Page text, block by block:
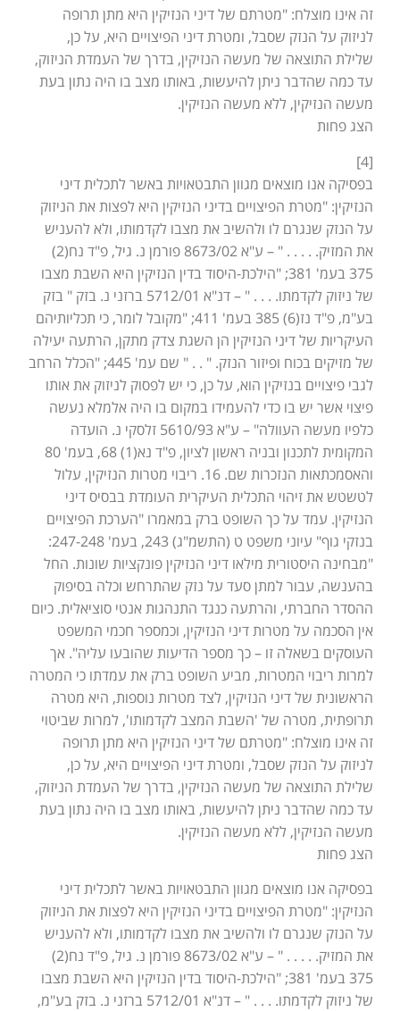
זה אינו מוצלח: "מטרתם של דיני הנזיקין היא מתן תרופה
לניזוק על הנזק שסבל, ומטרת דיני הפיצויים היא, על כן,
שלילת התוצאה של מעשה הנזיקין, בדרך של העמדת הניזוק,
עד כמה שהדבר ניתן להיעשות, באותו מצב בו היה נתון בעת
מעשה הנזיקין, ללא מעשה הנזיקין.
הצג פחות
[4]
בפסיקה אנו מוצאים מגוון התבטאויות באשר לתכלית דיני
הנזיקין: "מטרת הפיצויים בדיני הנזיקין היא לפצות את הניזוק
על הנזק שנגרם לו ולהשיב את מצבו לקדמותו, ולא להעניש
את המזיק. . . . . " – ע"א 8673/02 פורמן נ. גיל, פ"ד נח(2)
375 בעמ' 381; "הילכת-היסוד בדין הנזיקין היא השבת מצבו
של ניזוק לקדמתו. . . . " – דנ"א 5712/01 ברזני נ. בזק " בזק
בע"מ, פ"ד נז(6) 385 בעמ' 411; "מקובל לומר, כי תכליותיהם
העיקריות של דיני הנזיקין הן השגת צדק מתקן, הרתעה יעילה
של מזיקים בכוח ופיזור הנזק. " . . " שם עמ' 445; "הכלל הרחב
לגבי פיצויים בנזיקין הוא, על כן, כי יש לפסוק לניזוק את אותו
פיצוי אשר יש בו כדי להעמידו במקום בו היה אלמלא נעשה
כלפיו מעשה העוולה" – ע"א 5610/93 זלסקי נ. הועדה
המקומית לתכנון ובניה ראשון לציון, פ"ד נא(1) 68, בעמ' 80
והאסמכתאות הנזכרות שם. 16. ריבוי מטרות הנזיקין, עלול
לטשטש את זיהוי התכלית העיקרית העומדת בבסיס דיני
הנזיקין. עמד על כך השופט ברק במאמרו "הערכת הפיצויים
בנזקי גוף" עיוני משפט ט (התשמ"ג) 243, בעמ' 247-248:
"מבחינה היסטורית מילאו דיני הנזיקין פונקציות שונות. החל
בהענשה, עבור למתן סעד על נזק שהתרחש וכלה בסיפוק
ההסדר החברתי, והרתעה כנגד התנהגות אנטי סוציאלית. כיום
אין הסכמה על מטרות דיני הנזיקין, וכמספר חכמי המשפט
העוסקים בשאלה זו – כך מספר הדיעות שהובעו עליה". אך
למרות ריבוי המטרות, מביע השופט ברק את עמדתו כי המטרה
הראשונית של דיני הנזיקין, לצד מטרות נוספות, היא מטרה
תרופתית, מטרה של 'השבת המצב לקדמותו', למרות שביטוי
זה אינו מוצלח: "מטרתם של דיני הנזיקין היא מתן תרופה
לניזוק על הנזק שסבל, ומטרת דיני הפיצויים היא, על כן,
שלילת התוצאה של מעשה הנזיקין, בדרך של העמדת הניזוק,
עד כמה שהדבר ניתן להיעשות, באותו מצב בו היה נתון בעת
מעשה הנזיקין, ללא מעשה הנזיקין.
הצג פחות
בפסיקה אנו מוצאים מגוון התבטאויות באשר לתכלית דיני
הנזיקין: "מטרת הפיצויים בדיני הנזיקין היא לפצות את הניזוק
על הנזק שנגרם לו ולהשיב את מצבו לקדמותו, ולא להעניש
את המזיק. . . . . " – ע"א 8673/02 פורמן נ. גיל, פ"ד נח(2)
375 בעמ' 381; "הילכת-היסוד בדין הנזיקין היא השבת מצבו
של ניזוק לקדמתו. . . . " – דנ"א 5712/01 ברזני נ. בזק בע"מ,